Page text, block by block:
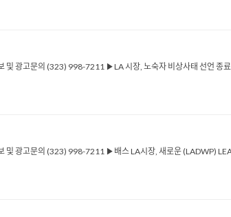
및 광고문의 (323) 998-7211 ▶LA 시장, 노숙자 비상사태 선언 종
및 광고문의 (323) 998-7211 ▶배스 LA시장, 새로운 (LADWP)